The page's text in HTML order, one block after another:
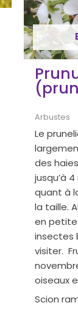
Arbustes
Le
des
jusqu’à
quant à
la taille.
en
insectes
visiter.
oiseaux
Scion